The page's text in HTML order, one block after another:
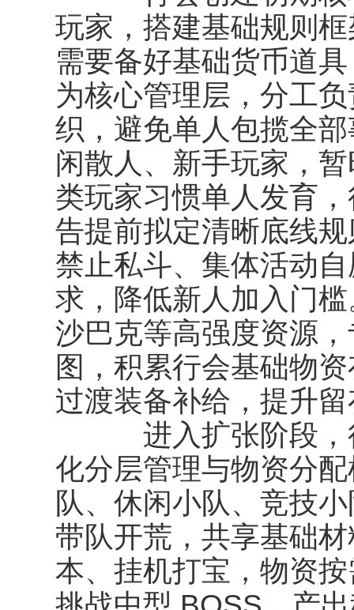
玩家，搭建基础规则
需要备好基础货币道
为核心管理层，分工
织，避免单人包揽全
闲散人、新手玩家，
类玩家习惯单人发育
告提前拟定清晰底线
禁止私斗、集体活动
求，降低新人加入门
沙巴克等高强度资源
图，积累行会基础物
过渡装备补给，提升
进入扩张阶段，行
化分层管理与物资分
队、休闲小队、竞技
带队开荒，共享基础
本、挂机打宝，物资